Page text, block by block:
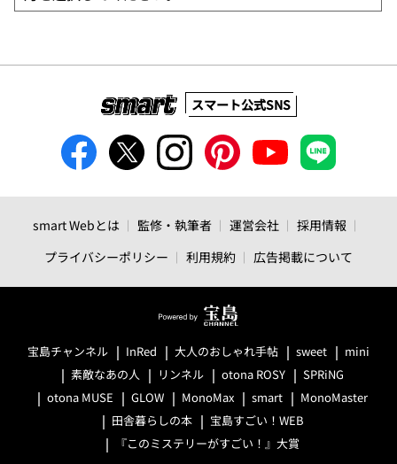
スマート公式SNS
smart Webとは 監修・執筆者 運営会社
採用情報
プライバシーポリシー
利用規約 広告掲載について
宝島チャンネル InRed 大人のおしゃれ手帖 sweet
mini
素敵なあの人
リンネル otona ROSY
SPRiNG
otona MUSE
GLOW MonoMax smart
MonoMaster
田舎暮らしの本
宝島すごい！WEB
『このミステリーがすごい！』大賞